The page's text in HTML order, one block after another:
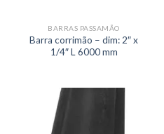
BARRAS PASSAMÃO
Barra corrimão – dim: 2″ x
1/4″ L 6000 mm